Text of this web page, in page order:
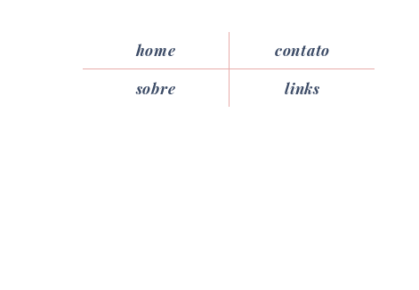
home
contato
sobre
links